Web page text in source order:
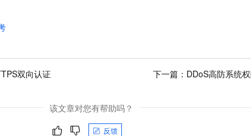
双向认证 下一篇： DDoS高防系统
该文章对您有帮助吗？
反馈